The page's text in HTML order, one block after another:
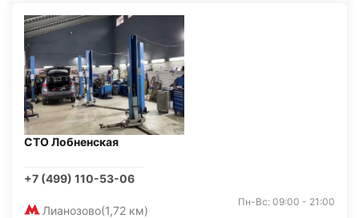
СТО Лобненская
+7 (499) 110-53-06
Лианозово(1,72 км)
Пн-Вс: 09:00 - 21:00